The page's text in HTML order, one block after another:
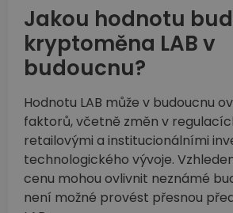
Jakou hodnotu
kryptoměna LAB v
budoucnu?
Hodnotu LAB může v budoucnu
faktorů, včetně změn v
retailovými a institucionálními
technologického vývoje.
cenu mohou ovlivnit neznámé
není možné provést přesnou